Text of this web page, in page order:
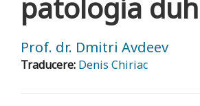
patologia
Prof. dr. Dmitri Avdeev
Traducere: Denis Chiriac